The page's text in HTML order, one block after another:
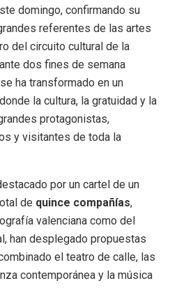
domingo, confirmando su
referentes de las artes
del circuito cultural de la
dos fines de semana
ha transformado en un
la cultura, la gratuidad y la
protagonistas,
y visitantes de toda la
por un cartel de un
de quince compañías,
valenciana como del
han desplegado propuestas
el teatro de calle, las
contemporánea y la música